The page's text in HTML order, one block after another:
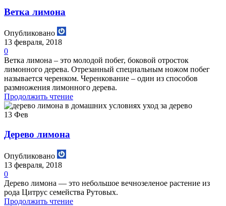
Ветка лимона
Опубликовано
13 февраля, 2018
0
Ветка лимона – это молодой побег, боковой отросток
лимонного дерева. Отрезанный специальным ножом побег
называется черенком. Черенкование – один из способов
размножения лимонного дерева.
Продолжить чтение
13 Фев
Дерево лимона
Опубликовано
13 февраля, 2018
0
Дерево лимона — это небольшое вечнозеленое растение из
рода Цитрус семейства Рутовых.
Продолжить чтение